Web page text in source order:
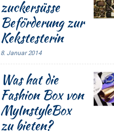
zuckersüsse
Beförderung zur
Kekstesterin
8. Januar 2014
Was hat die
Fashion Box von
MyInstyleBox
zu bieten?